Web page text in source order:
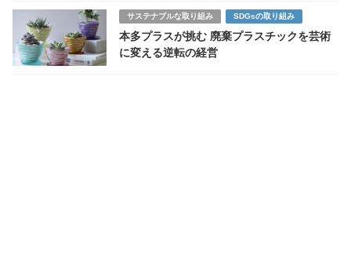
サステナブルな取り組み SDGsの取り組み
本多プラスが挑む 廃棄プラスチックを芸術
に変える逆転の経営